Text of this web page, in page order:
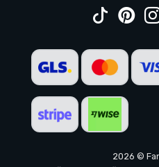
2026 ©